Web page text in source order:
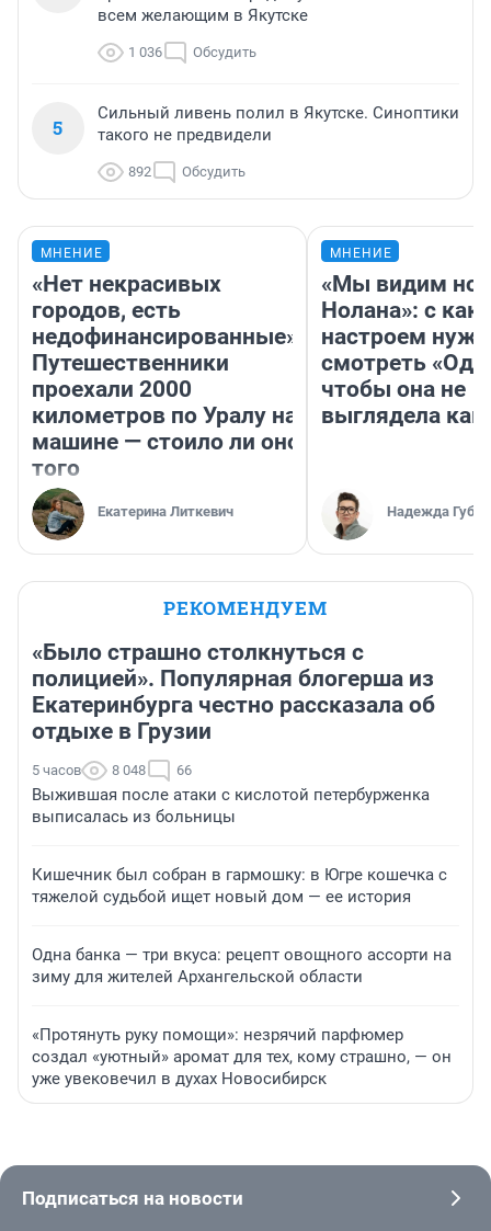
всем желающим в Якутске
1 036 Обсудить
5
Сильный ливень полил в Якутске. Синоптики
такого не предвидели
892 Обсудить
МНЕНИЕ
«Нет некрасивых
городов, есть
недофинансированные».
Путешественники
проехали 2000
километров по Уралу на
машине — стоило ли оно
того
Екатерина Литкевич
МНЕНИЕ
«Мы видим
Нолана»: с
настроем
смотреть
чтобы она не
выглядела как
Надежда
РЕКОМЕНДУЕМ
«Было страшно столкнуться с
полицией». Популярная блогерша из
Екатеринбурга честно рассказала об
отдыхе в Грузии
5 часов 8 048 66
Выжившая после атаки с кислотой петербурженка
выписалась из больницы
Кишечник был собран в гармошку: в Югре кошечка с
тяжелой судьбой ищет новый дом — ее история
Одна банка — три вкуса: рецепт овощного ассорти на
зиму для жителей Архангельской области
«Протянуть руку помощи»: незрячий парфюмер
создал «уютный» аромат для тех, кому страшно, — он
уже увековечил в духах Новосибирск
Подписаться на новости